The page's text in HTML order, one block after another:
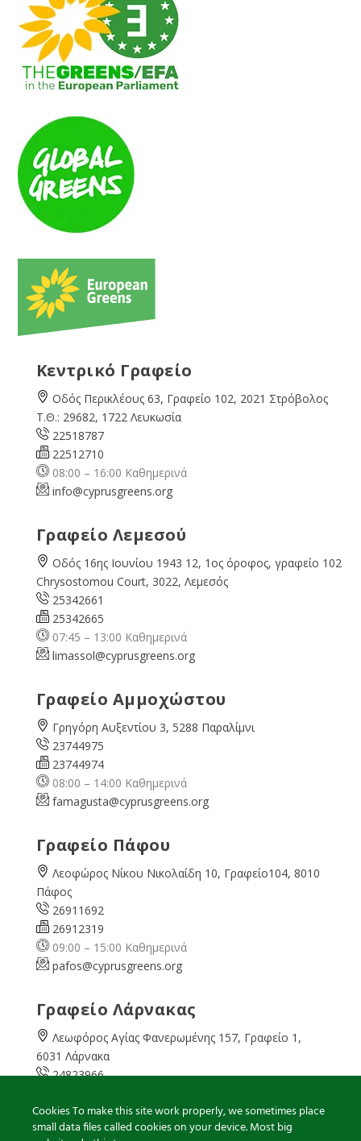
Κεντρικό Γραφείο
Οδός Περικλέους 63, Γραφείο 102, 2021 Στρόβολος
Τ.Θ.: 29682, 1722 Λευκωσία
22518787
22512710
08:00 – 16:00 Καθημερινά
info@cyprusgreens.org
Γραφείο Λεμεσού
Οδός 16ης Ιουνίου 1943 12, 1ος όροφος, γραφείο 102
Chrysostomou Court, 3022, Λεμεσός
25342661
25342665
07:45 – 13:00 Καθημερινά
limassol@cyprusgreens.org
Γραφείο Αμμοχώστου
Γρηγόρη Αυξεντίου 3, 5288 Παραλίμνι
23744975
23744974
08:00 – 14:00 Καθημερινά
famagusta@cyprusgreens.org
Γραφείο Πάφου
Λεοφώρος Νίκου Νικολαίδη 10, Γραφείο104, 8010
Πάφος
26911692
26912319
09:00 – 15:00 Καθημερινά
pafos@cyprusgreens.org
Γραφείο Λάρνακας
Λεωφόρος Αγίας Φανερωμένης 157, Γραφείο 1,
6031 Λάρνακα
24823966
08:00 – 16:00 Καθημερινά
larnaka@cyprusgreens.org
Cookies To make this site work properly, we sometimes place
small data files called cookies on your device. Most big